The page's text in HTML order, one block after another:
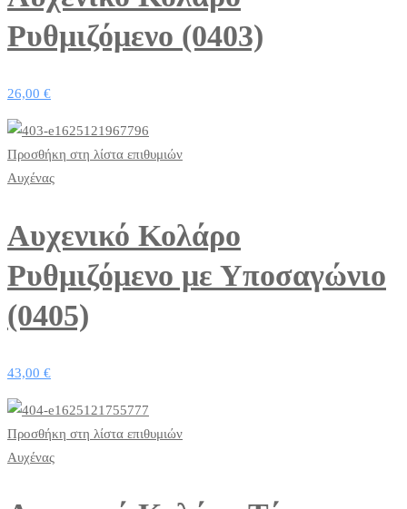
Ρυθμιζόμενο (0403)
26,00 €
Προσθήκη στη λίστα επιθυμιών
Αυχένας
Αυχενικό Κολάρο
Ρυθμιζόμενο με Υποσαγώνιο
(0405)
43,00 €
Προσθήκη στη λίστα επιθυμιών
Αυχένας